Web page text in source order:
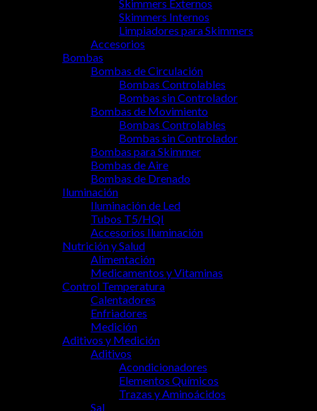
Skimmers Externos
Skimmers Internos
Limpiadores para Skimmers
Accesorios
Bombas
Bombas de Circulación
Bombas Controlables
Bombas sin Controlador
Bombas de Movimiento
Bombas Controlables
Bombas sin Controlador
Bombas para Skimmer
Bombas de Aire
Bombas de Drenado
Iluminación
Iluminación de Led
Tubos T5/HQI
Accesorios Iluminación
Nutrición y Salud
Alimentación
Medicamentos y Vitaminas
Control Temperatura
Calentadores
Enfriadores
Medición
Aditivos y Medición
Aditivos
Acondicionadores
Elementos Químicos
Trazas y Aminoácidos
Sal